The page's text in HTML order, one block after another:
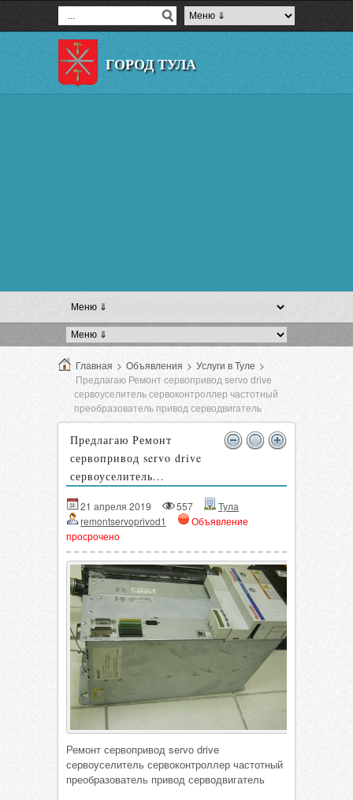
ГОРОД ТУЛА
Главная > Объявления > Услуги в Туле >
Предлагаю Ремонт сервопривод servo drive
сервоуселитель сервоконтроллер частотный
преобразователь привод серводвигатель
Предлагаю Ремонт
сервопривод servo drive
сервоуселитель...
21 апреля 2019 557
Тула
remontservoprivod1
Объявление
просрочено
Ремонт сервопривод servo drive
сервоуселитель сервоконтроллер частотный
преобразователь привод серводвигатель